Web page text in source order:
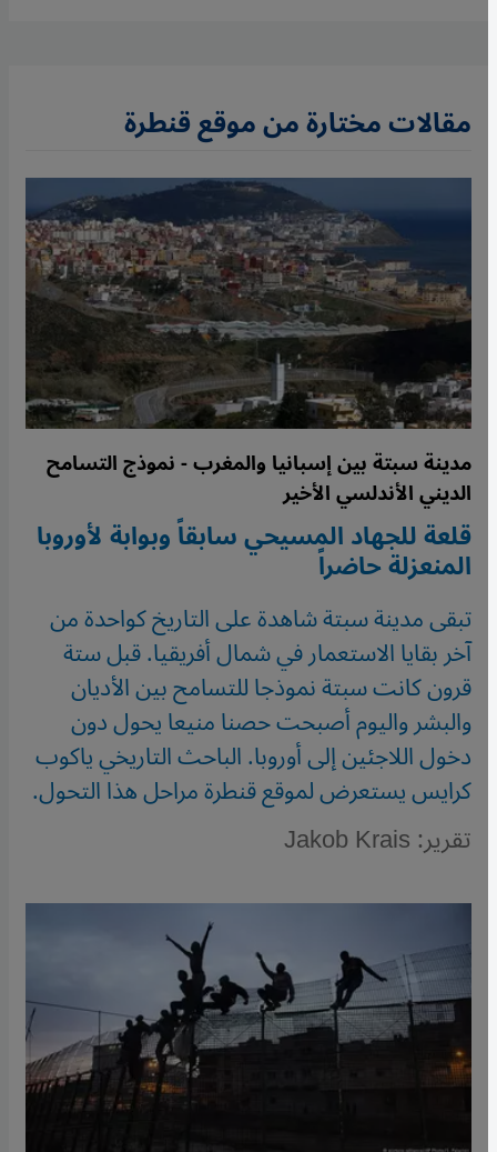
مقالات مختارة من موقع قنطرة
مدينة سبتة بين إسبانيا والمغرب - نموذج التسامح
الديني الأندلسي الأخير
قلعة للجهاد المسيحي سابقاً وبوابة لأوروبا
المنعزلة حاضراً
تبقى مدينة سبتة شاهدة على التاريخ كواحدة من
آخر بقايا الاستعمار في شمال أفريقيا. قبل ستة
قرون كانت سبتة نموذجا للتسامح بين الأديان
والبشر واليوم أصبحت حصنا منيعا يحول دون
دخول اللاجئين إلى أوروبا. الباحث التاريخي ياكوب
كرايس يستعرض لموقع قنطرة مراحل هذا التحول.
تقرير: Jakob Krais